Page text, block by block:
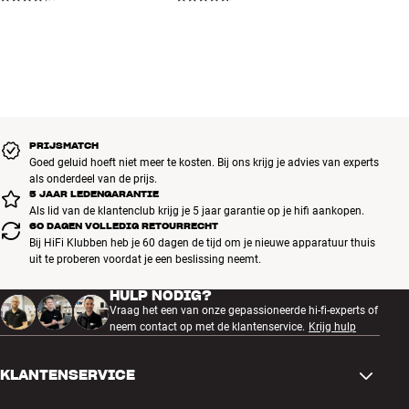
PRIJSMATCH
Goed geluid hoeft niet meer te kosten. Bij ons krijg je advies van experts
als onderdeel van de prijs.
5 JAAR LEDENGARANTIE
Als lid van de klantenclub krijg je 5 jaar garantie op je hifi aankopen.
60 DAGEN VOLLEDIG RETOURRECHT
Bij HiFi Klubben heb je 60 dagen de tijd om je nieuwe apparatuur thuis
uit te proberen voordat je een beslissing neemt.
HULP NODIG?
Vraag het een van onze gepassioneerde hi-fi-experts of
neem contact op met de klantenservice. Krijg hulp
KLANTENSERVICE